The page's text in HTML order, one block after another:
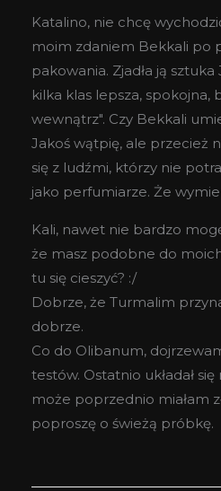
Katalino, nie chcę
moim zdaniem Bekkali po
pakowania. Zjadła ją
kilka klas lepsza, spokojna,
wewnątrz". Czy Bekkali
Jakoś wątpię, ale przecież
się z ludźmi, którzy nie
jako perfumiarze. Że
Kali, nawet nie bardzo
że masz podobne do
tu się cieszyć? :/
Dobrze, że Turmalim
dobrze.
Co do Olibanum,
testów. Ostatnio układał
może poprzednio miałam
poproszę o świeżą próbkę.